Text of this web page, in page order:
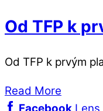
Od TFP k
Od TFP k prvým
Read More